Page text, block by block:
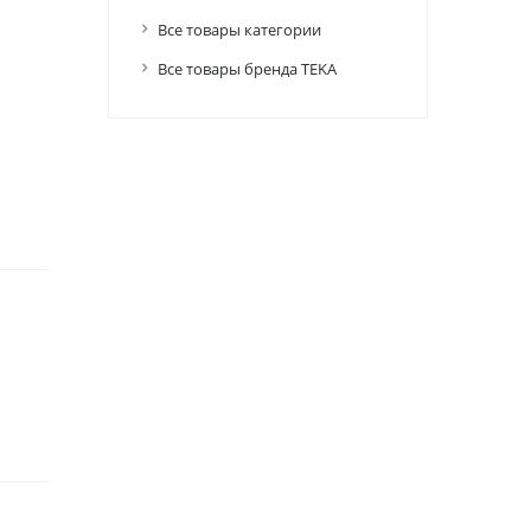
Все товары категории
Все товары бренда TEKA